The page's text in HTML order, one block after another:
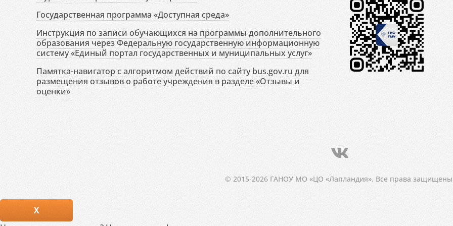
Государственная программа «Доступная среда»
Инструкция по записи обучающихся на программы дополнительного
образования через Федеральную государственную информационную
систему «Единый портал государственных и муниципальных услуг»
Памятка-навигатор с алгоритмом действий по сайту bus.gov.ru для
размещения отзывов о работе учреждения в разделе «Отзывы и
оценки»
© 2015-2026 ГАНОУ МО «ЦО «Лапландия». Все права
X